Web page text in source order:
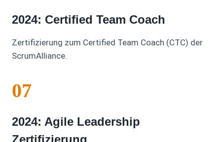
2024: Certified Team Coach
Zertifizierung zum Certified Team Coach (CTC) der
ScrumAlliance.
07
2024: Agile Leadership
Zertifizierung